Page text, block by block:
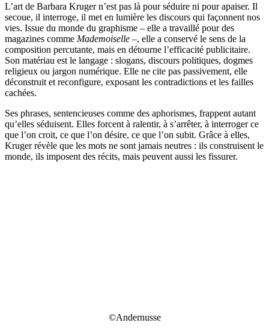
L’art de Barbara Kruger n’est pas là pour séduire ni pour apaiser. Il
secoue, il interroge, il met en lumière les discours qui façonnent nos
vies. Issue du monde du graphisme – elle a travaillé pour des
magazines comme Mademoiselle –, elle a conservé le sens de la
composition percutante, mais en détourne l’efficacité publicitaire.
Son matériau est le langage : slogans, discours politiques, dogmes
religieux ou jargon numérique. Elle ne cite pas passivement, elle
déconstruit et reconfigure, exposant les contradictions et les failles
cachées.
Ses phrases, sentencieuses comme des aphorismes, frappent autant
qu’elles séduisent. Elles forcent à ralentir, à s’arrêter, à interroger ce
que l’on croit, ce que l’on désire, ce que l’on subit. Grâce à elles,
Kruger révèle que les mots ne sont jamais neutres : ils construisent le
monde, ils imposent des récits, mais peuvent aussi les fissurer.
©Andernusse